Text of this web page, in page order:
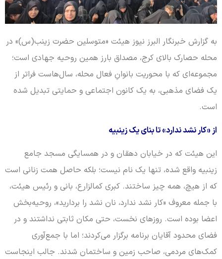
به گزارش خبرنگار البرز نیوز هیئت «متوسلین حضرت زینب(س)» در
محله حصارک بالای کرج، مصداق بارز همین روحیه جهادی است؛
مجموعه‌ای که با محوریت بانوانِ فعال محله، سال‌هاست فراتر از
یک فضای مذهبی، به یک کانون اجتماعی و حمایتی تبدیل شده
است.
از «کار نشد ندارد» تا بنای یک زینبیه
این هیئت که در خیابان دهقان و در همسایگی مسجد جامع
زینبیه واقع شده، تنها یک نام نیست؛ بلکه حاصل همت زنانی است
که از هیچ، همه چیز ساختند. کبری کمالزارع، بانی و رئیس هیئت،
با جمله معروف «کار نشد ندارد، نان نشد را بردارید»، روحیه‌بخش
اعضا بوده است. روزهای نخست، حتی مکان ثابتی نداشتند و در
فضای محدود آقایان برنامه برگزار می‌کردند؛ اما با جمع‌آوری
کمک‌های مردمی، صاحب زمین و ساختمان شدند. جالب اینجاست